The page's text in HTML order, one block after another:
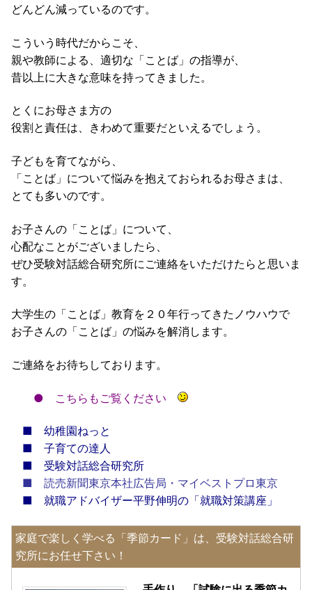
どんどん減っているのです。
こういう時代だからこそ、
親や教師による、適切な「ことば」の指導が、
昔以上に大きな意味を持ってきました。
とくにお母さま方の
役割と責任は、きわめて重要だといえるでしょう。
子どもを育てながら、
「ことば」について悩みを抱えておられるお母さまは、
とても多いのです。
お子さんの「ことば」について、
心配なことがございましたら、
ぜひ受験対話総合研究所にご連絡をいただけたらと思いま
す。
大学生の「ことば」教育を２０年行ってきたノウハウで
お子さんの「ことば」の悩みを解消します。
ご連絡をお待ちしております。
● こちらもご覧ください
■ 幼稚園ねっと
■ 子育ての達人
■ 受験対話総合研究所
■ 読売新聞東京本社広告局・マイベストプロ東京
■ 就職アドバイザー平野伸明の「就職対策講座」
家庭で楽しく学べる「季節カード」は、受験対話総合研
究所にお任せ下さい！